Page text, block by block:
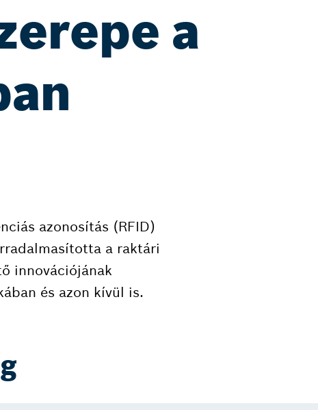
a
azonosítás (RFID)
a raktári
innovációjának
és azon kívül is.